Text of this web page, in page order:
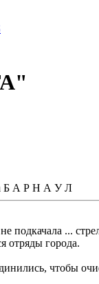
Б А Р Н А У Л
подкачала ...
отряды города.
чтобы